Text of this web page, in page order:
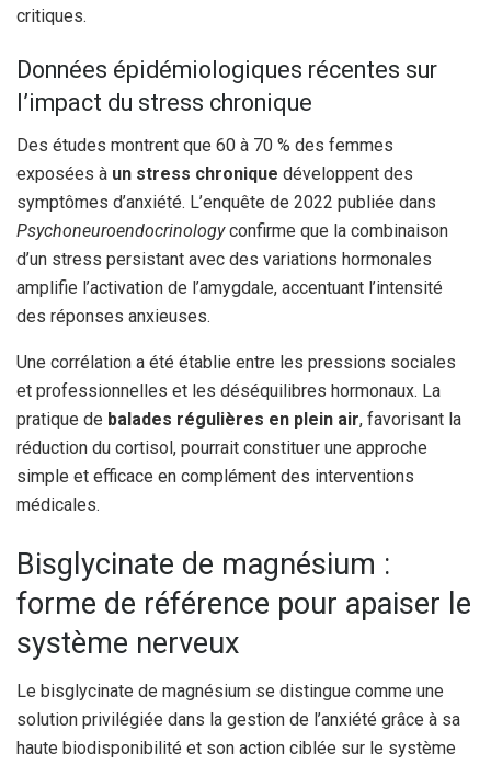
critiques.
Données épidémiologiques récentes sur
l’impact du stress chronique
Des études montrent que 60 à 70 % des femmes
exposées à un stress chronique développent des
symptômes d’anxiété. L’enquête de 2022 publiée dans
Psychoneuroendocrinologyconfirme que la combinaison
d’un stress persistant avec des variations hormonales
amplifie l’activation de l’amygdale, accentuant l’intensité
des réponses anxieuses.
Une corrélation a été établie entre les pressions sociales
et professionnelles et les déséquilibres hormonaux. La
pratique de balades régulières en plein air, favorisant la
réduction du cortisol, pourrait constituer une approche
simple et efficace en complément des interventions
médicales.
Bisglycinate de magnésium :
forme de référence pour apaiser le
système nerveux
Le bisglycinate de magnésium se distingue comme une
solution privilégiée dans la gestion de l’anxiété grâce à sa
haute biodisponibilité et son action ciblée sur le système